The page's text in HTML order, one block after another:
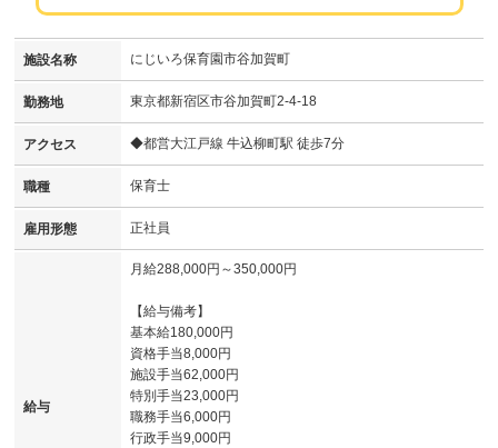
施設名称 にじいろ保育園市谷加賀町
勤務地 東京都新宿区市谷加賀町2-4-18
アクセス ◆都営大江戸線 牛込柳町駅 徒歩7分
職種 保育士
雇用形態 正社員
給与
月給288,000円～350,000円
【給与備考】
基本給180,000円
資格手当8,000円
施設手当62,000円
特別手当23,000円
職務手当6,000円
行政手当9,000円